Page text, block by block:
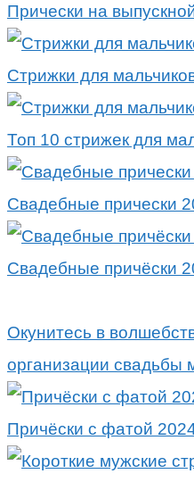
Прически на
Стрижки для
Топ 10 стрижек для
Свадебные прически
Свадебные причёски
Окунитесь в
организации свадьбы
Причёски с фатой